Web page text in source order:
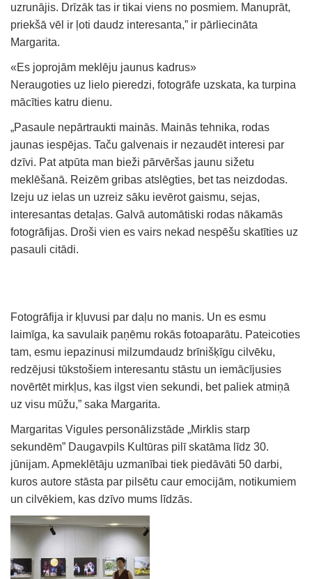
uzrunājis. Drīzāk tas ir tikai viens no posmiem. Manuprāt,
priekšā vēl ir ļoti daudz interesanta,” ir pārliecināta
Margarita.
«Es joprojām meklēju jaunus kadrus»
Neraugoties uz lielo pieredzi, fotogrāfe uzskata, ka turpina
mācīties katru dienu.
„Pasaule nepārtraukti mainās. Mainās tehnika, rodas
jaunas iespējas. Taču galvenais ir nezaudēt interesi par
dzīvi. Pat atpūta man bieži pārvēršas jaunu sižetu
meklēšanā. Reizēm gribas atslēgties, bet tas neizdodas.
Izeju uz ielas un uzreiz sāku ievērot gaismu, sejas,
interesantas detaļas. Galvā automātiski rodas nākamās
fotogrāfijas. Droši vien es vairs nekad nespēšu skatīties uz
pasauli citādi.
Fotogrāfija ir kļuvusi par daļu no manis. Un es esmu
laimīga, ka savulaik paņēmu rokās fotoaparātu. Pateicoties
tam, esmu iepazinusi milzumdaudz brīnišķīgu cilvēku,
redzējusi tūkstošiem interesantu stāstu un iemācījusies
novērtēt mirkļus, kas ilgst vien sekundi, bet paliek atmiņā
uz visu mūžu,” saka Margarita.
Margaritas Vigules personālizstāde „Mirklis starp
sekundēm” Daugavpils Kultūras pilī skatāma līdz 30.
jūnijam. Apmeklētāju uzmanībai tiek piedāvāti 50 darbi,
kuros autore stāsta par pilsētu caur emocijām, notikumiem
un cilvēkiem, kas dzīvo mums līdzās.